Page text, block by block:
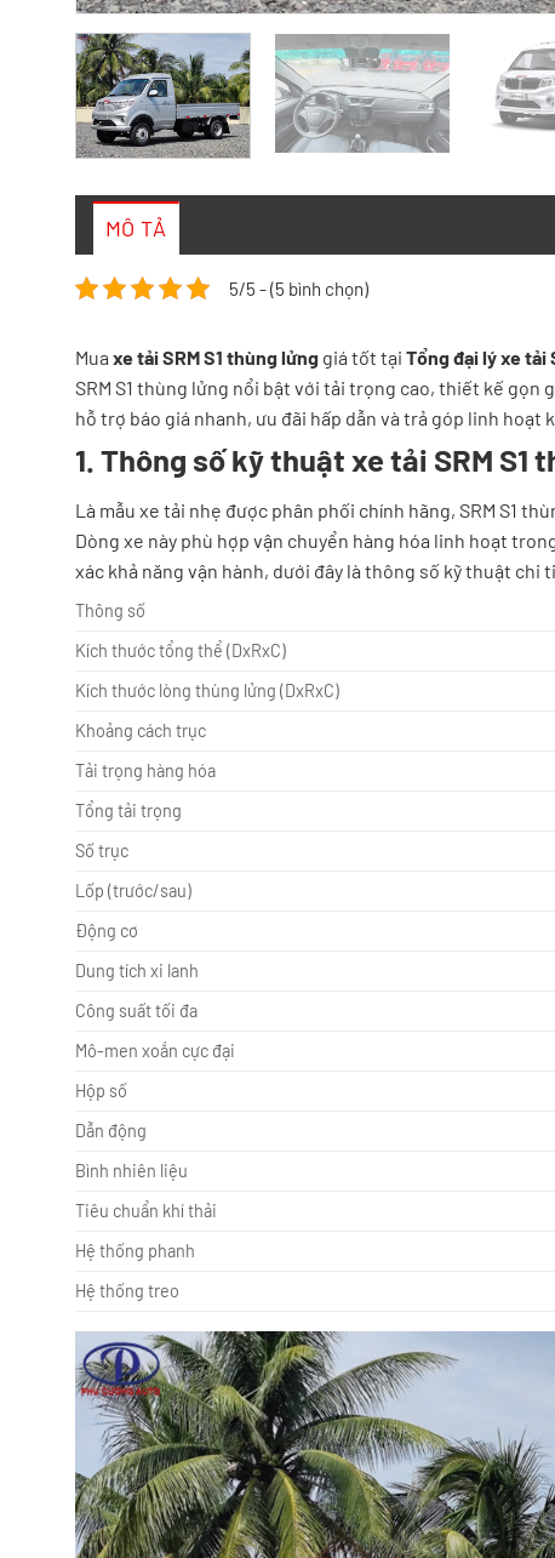
MÔ TẢ
5/5 - (5 bình chọn)
Mua xe tải SRM S1 thùng lửng giá tốt tại Tổng đại lý xe tải
SRM S1 thùng lửng nổi bật với tải trọng cao, thiết kế
hỗ trợ báo giá nhanh, ưu đãi hấp dẫn và trả góp linh hoạt
1. Thông số kỹ thuật xe tải SRM S1
Là mẫu xe tải nhẹ được phân phối chính hãng, SRM S1
Dòng xe này phù hợp vận chuyển hàng hóa linh hoạt
xác khả năng vận hành, dưới đây là thông số kỹ thuật chi
Thông số
Kích thước tổng thể (DxRxC)
Kích thước lòng thùng lửng (DxRxC)
Khoảng cách trục
Tải trọng hàng hóa
Tổng tải trọng
Số trục
Lốp (trước/sau)
Động cơ
Dung tích xi lanh
Công suất tối đa
Mô-men xoắn cực đại
Hộp số
Dẫn động
Bình nhiên liệu
Tiêu chuẩn khí thải
Hệ thống phanh
Hệ thống treo